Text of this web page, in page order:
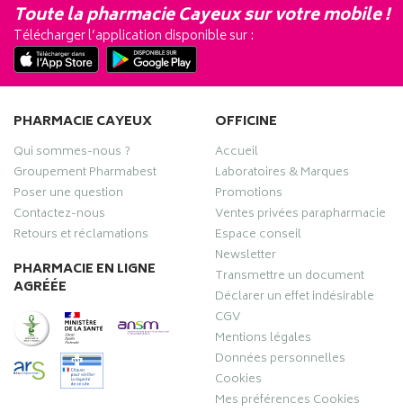
Toute la pharmacie Cayeux sur votre mobile !
Télécharger l’application disponible sur :
PHARMACIE CAYEUX
Qui sommes-nous ?
Groupement Pharmabest
Poser une question
Contactez-nous
Retours et réclamations
PHARMACIE EN LIGNE
AGRÉÉE
OFFICINE
Accueil
Laboratoires & Marques
Promotions
Ventes privées parapharmacie
Espace conseil
Newsletter
Transmettre un document
Déclarer un effet indésirable
CGV
Mentions légales
Données personnelles
Cookies
Mes préférences Cookies